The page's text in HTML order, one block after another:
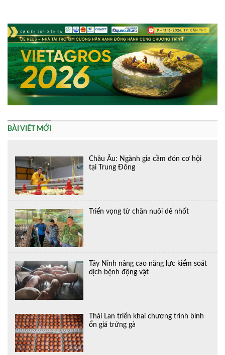
BÀI VIẾT MỚI
Châu Âu: Ngành gia cầm đón cơ hội
tại Trung Đông
Triển vọng từ chăn nuôi dê nhốt
Tây Ninh nâng cao năng lực kiểm soát
dịch bệnh động vật
Thái Lan triển khai chương trình bình
ổn giá trứng gà